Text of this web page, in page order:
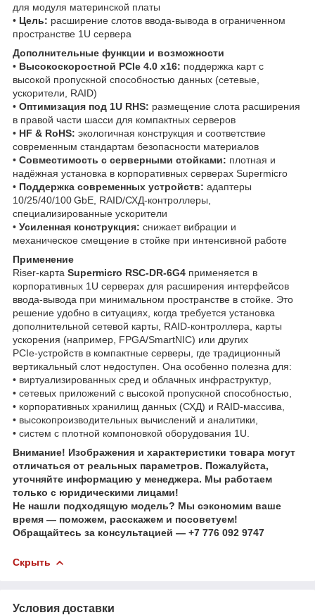
для модуля материнской платы
• Цель: расширение слотов ввода‑вывода в ограниченном
пространстве 1U сервера
Дополнительные функции и возможности
• Высокоскоростной PCIe 4.0 x16: поддержка карт с
высокой пропускной способностью данных (сетевые,
ускорители, RAID)
• Оптимизация под 1U RHS: размещение слота расширения
в правой части шасси для компактных серверов
• HF & RoHS: экологичная конструкция и соответствие
современным стандартам безопасности материалов
• Совместимость с серверными стойками: плотная и
надёжная установка в корпоративных серверах Supermicro
• Поддержка современных устройств: адаптеры
10/25/40/100 GbE, RAID/СХД‑контроллеры,
специализированные ускорители
• Усиленная конструкция: снижает вибрации и
механическое смещение в стойке при интенсивной работе
Применение
Riser‑карта Supermicro RSC‑DR‑6G4 применяется в
корпоративных 1U серверах для расширения интерфейсов
ввода‑вывода при минимальном пространстве в стойке. Это
решение удобно в ситуациях, когда требуется установка
дополнительной сетевой карты, RAID‑контроллера, карты
ускорения (например, FPGA/SmartNIC) или других
PCIe‑устройств в компактные серверы, где традиционный
вертикальный слот недоступен. Она особенно полезна для:
• виртуализированных сред и облачных инфраструктур,
• сетевых приложений с высокой пропускной способностью,
• корпоративных хранилищ данных (СХД) и RAID‑массива,
• высокопроизводительных вычислений и аналитики,
• систем с плотной компоновкой оборудования 1U.
Внимание! Изображения и характеристики товара могут
отличаться от реальных параметров. Пожалуйста,
уточняйте информацию у менеджера. Мы работаем
только с юридическими лицами!
Не нашли подходящую модель? Мы сэкономим ваше
время — поможем, расскажем и посоветуем!
Обращайтесь за консультацией — +7 776 092 9747
Скрыть
Условия доставки